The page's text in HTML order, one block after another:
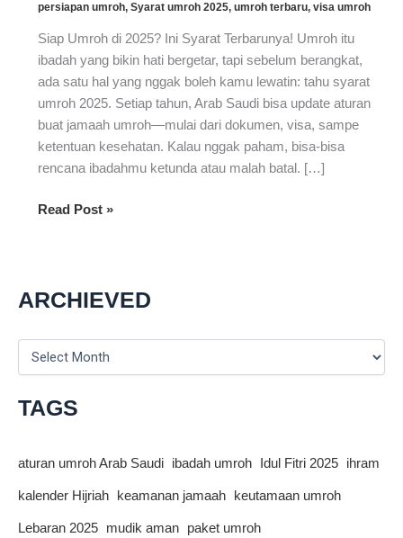
persiapan umroh, Syarat umroh 2025, umroh terbaru, visa umroh
Siap Umroh di 2025? Ini Syarat Terbarunya! Umroh itu
ibadah yang bikin hati bergetar, tapi sebelum berangkat,
ada satu hal yang nggak boleh kamu lewatin: tahu syarat
umroh 2025. Setiap tahun, Arab Saudi bisa update aturan
buat jamaah umroh—mulai dari dokumen, visa, sampe
ketentuan kesehatan. Kalau nggak paham, bisa-bisa
rencana ibadahmu ketunda atau malah batal. […]
Syarat
Terbaru
Arab
Saudi
Read Post »
ARCHIEVED
h
TAGS
aturan umroh Arab Saudi ibadah umroh Idul Fitri 2025 ihram
kalender Hijriah keamanan jamaah keutamaan umroh
Lebaran 2025 mudik aman paket umroh